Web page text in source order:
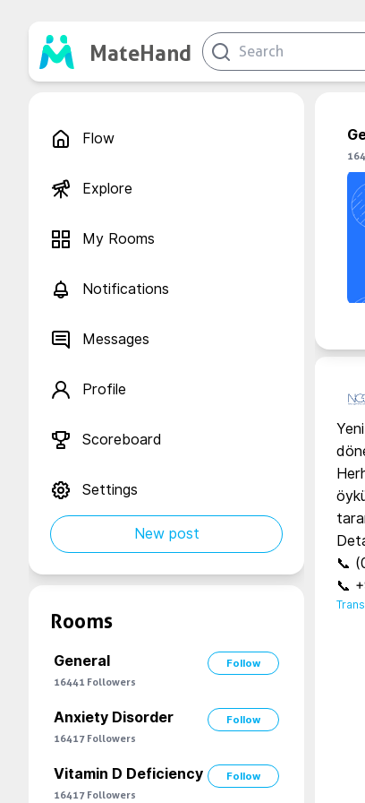
MateHand
Flow
Explore
My Rooms
Notifications
Messages
Profile
Scoreboard
Settings
New post
Rooms
General
Follow
16441 Followers
Anxiety Disorder
Follow
16417 Followers
Vitamin D Deficiency
Follow
16417 Followers
📞
📞